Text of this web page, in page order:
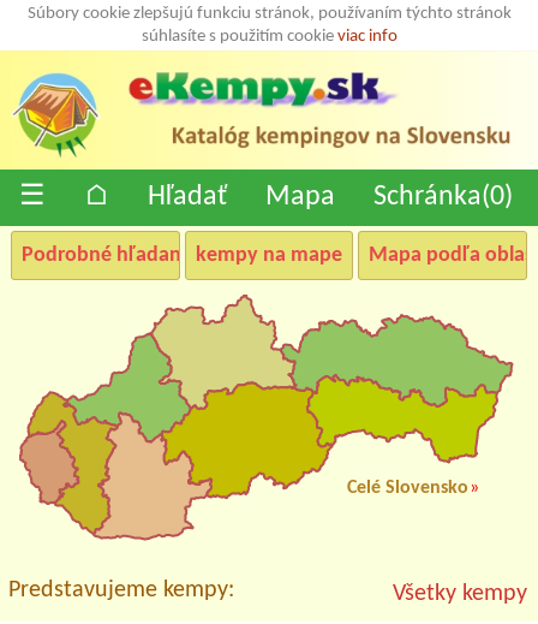
Súbory cookie zlepšujú funkciu stránok, používaním týchto stránok
súhlasíte s použitím cookie viac info
☰ ⌂ Hľadať Mapa Schránka(0)
Podrobné hľadanie kempy na mape Mapa podľa
Celé Slovensko»
Predstavujeme kempy: Všetky kempy